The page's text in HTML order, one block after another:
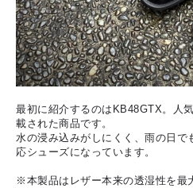
最初に紹介するのはKB48GTX。人
載された商品です。
水の浸み込みがしにくく、雨の日で
応シューズになっています。
※本製品はレザー本来の透湿性を最